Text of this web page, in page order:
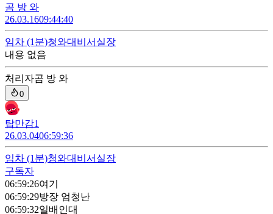
곰 방 와
26.03.1609:44:40
임차 (1분)청와대비서실장
내용 없음
처리자곰 방 와
0
탑만감1
26.03.0406:59:36
임차 (1분)청와대비서실장
구독자
06:59:26여기
06:59:29방장 엄청난
06:59:32일배인대